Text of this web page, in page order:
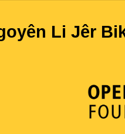
Li Jêr